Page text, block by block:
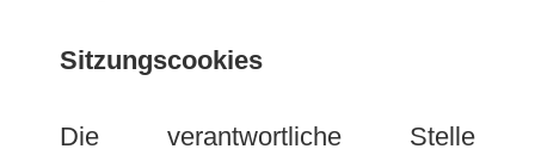
Sitzungscookies
Die verantwortliche Stelle